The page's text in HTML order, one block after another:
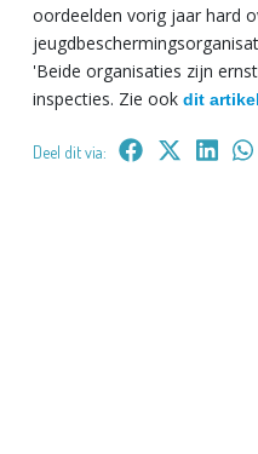
oordeelden vorig jaar hard
'Beide organisaties zijn
inspecties. Zie ook dit artikel
Deel dit via: